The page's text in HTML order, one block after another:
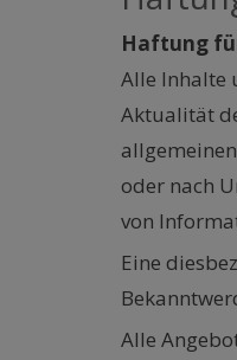
Haftung
Alle Inhalte
Aktualität
oder nach
von
Eine
Alle